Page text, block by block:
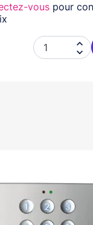
vous pour

